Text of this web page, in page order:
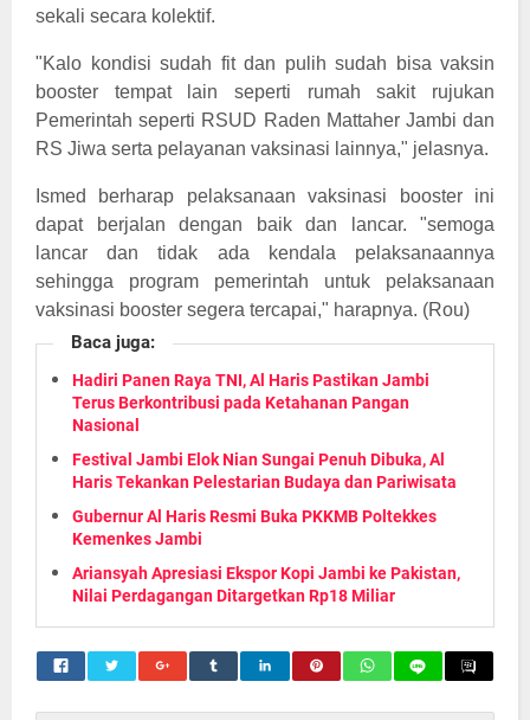
sekali secara kolektif.
"Kalo kondisi sudah fit dan pulih sudah bisa vaksin
booster tempat lain seperti rumah sakit rujukan
Pemerintah seperti RSUD Raden Mattaher Jambi dan
RS Jiwa serta pelayanan vaksinasi lainnya," jelasnya.
Ismed berharap pelaksanaan vaksinasi booster ini
dapat berjalan dengan baik dan lancar. "semoga
lancar dan tidak ada kendala pelaksanaannya
sehingga program pemerintah untuk pelaksanaan
vaksinasi booster segera tercapai," harapnya. (Rou)
Baca juga:
Hadiri Panen Raya TNI, Al Haris Pastikan Jambi
Terus Berkontribusi pada Ketahanan Pangan
Nasional
Festival Jambi Elok Nian Sungai Penuh Dibuka, Al
Haris Tekankan Pelestarian Budaya dan Pariwisata
Gubernur Al Haris Resmi Buka PKKMB Poltekkes
Kemenkes Jambi
Ariansyah Apresiasi Ekspor Kopi Jambi ke Pakistan,
Nilai Perdagangan Ditargetkan Rp18 Miliar